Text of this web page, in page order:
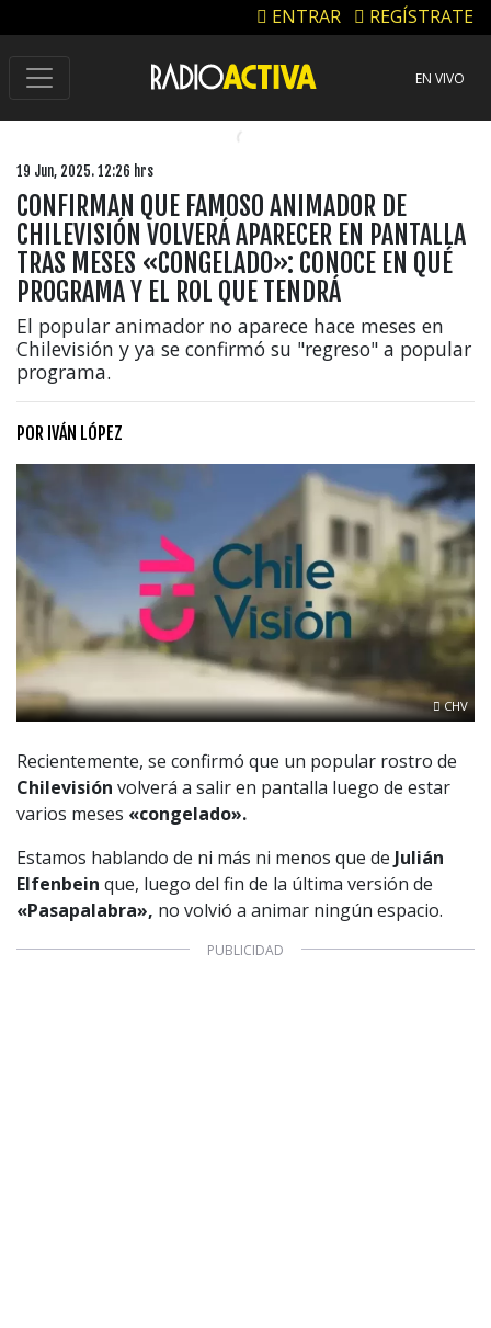
ENTRAR REGÍSTRATE
EN VIVO
19 Jun, 2025. 12:26 hrs
CONFIRMAN QUE FAMOSO ANIMADOR DE
CHILEVISIÓN VOLVERÁ APARECER EN PANTALLA
TRAS MESES «CONGELADO»: CONOCE EN QUÉ
PROGRAMA Y EL ROL QUE TENDRÁ
El popular animador no aparece hace meses en
Chilevisión y ya se confirmó su "regreso" a popular
programa.
POR IVÁN LÓPEZ
CHV
Recientemente, se confirmó que un popular rostro de
Chilevisión volverá a salir en pantalla luego de estar
varios meses «congelado».
Estamos hablando de ni más ni menos que de Julián
Elfenbein que, luego del fin de la última versión de
«Pasapalabra», no volvió a animar ningún espacio.